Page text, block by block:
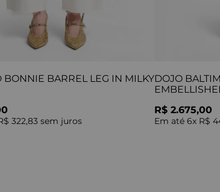
BONNIE BARREL LEG IN MILKY
322,83 sem juros
DOJO
R$ 2.675,00
Em até 6x R$